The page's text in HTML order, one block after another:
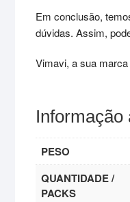
Em conclusão,
dúvidas. Assim,
Vimavi, a sua
Informação
PESO
QUANTIDADE /
PACKS